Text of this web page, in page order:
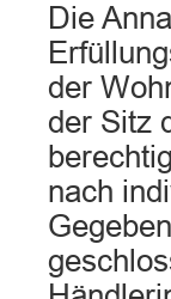
Die
der
der Sitz
nach